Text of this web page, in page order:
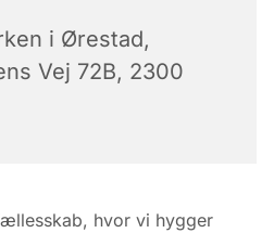
i Ørestad,
Vej 72B, 2300
hvor vi hygger